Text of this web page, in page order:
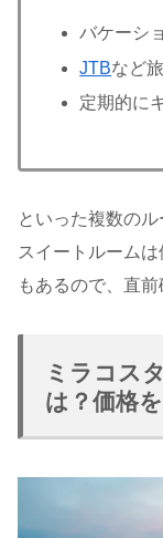
バケーシ
JTBなど
定期的に
といった複数の
スイートルーム
もあるので、直前
ミラコス
は？価格